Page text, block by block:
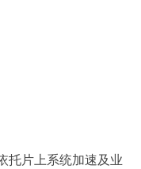
托片上系统加速及业